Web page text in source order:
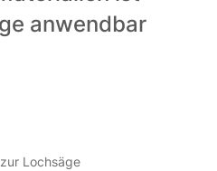
anwendbar
Lochsäge